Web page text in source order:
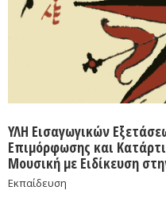
ΥΛΗ Εισαγωγικών
Επιμόρφωσης και
Μουσική με Ειδίκευση
Εκπαίδευση